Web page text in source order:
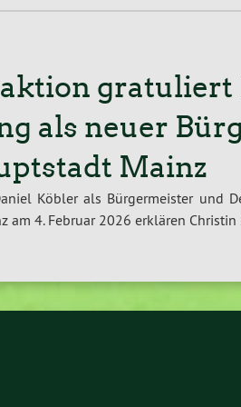
als neuer
Mainz
Köbler als Bürgermeister und
am 4. Februar 2026 erklären Christin